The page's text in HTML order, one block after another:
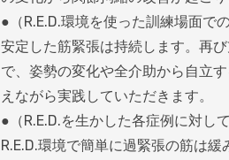
●（R.E.D.環境を使った訓練場面で
安定した筋緊張は持続します。再
で、姿勢の変化や全介助から自立
えながら実践していただきます。
●（R.E.D.を生かした各症例に対し
R.E.D.環境で簡単に過緊張の筋は